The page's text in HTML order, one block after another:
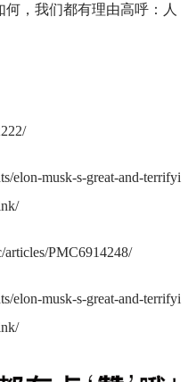
，我们都有理由高呼：人
elon-musk-s-great-and-terrifyi
PMC6914248/
elon-musk-s-great-and-terrifyi